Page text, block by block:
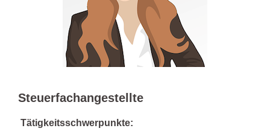
Steuerfachangestellte
Tätigkeitsschwerpunkte: